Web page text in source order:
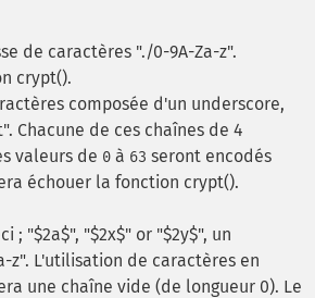
de caractères "./0-9A-Za-z".
crypt().
composée d'un underscore,
Chacune de ces chaînes de 4
valeurs de 0 à 63 seront encodés
échouer la fonction crypt().
; "$2a$", "$2x$" or "$2y$", un
z". L'utilisation de caractères en
une chaîne vide (de longueur 0). Le